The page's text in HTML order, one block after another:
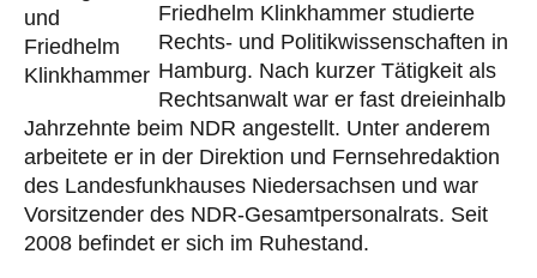
Friedhelm Klinkhammer studierte
Rechts- und Politikwissenschaften in
Hamburg. Nach kurzer Tätigkeit als
Rechtsanwalt war er fast dreieinhalb
Jahrzehnte beim NDR angestellt. Unter anderem
arbeitete er in der Direktion und Fernsehredaktion
des Landesfunkhauses Niedersachsen und war
Vorsitzender des NDR-Gesamtpersonalrats. Seit
2008 befindet er sich im Ruhestand.